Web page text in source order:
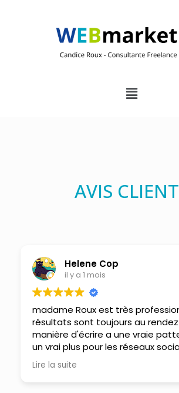
AVIS
Helene Cop
il y a 1 mois
madame Roux est très
résultats sont toujours au
manière d'écrire a une vraie
un vrai plus pour les réseaux
pour votre travail et notre
depuis près de 10 ans!
Lire la suite